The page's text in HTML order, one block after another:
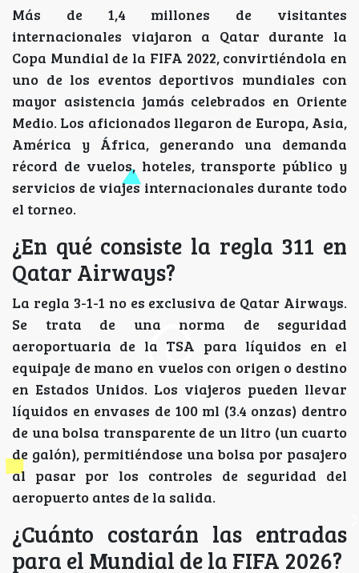
Más de 1,4 millones de visitantes
internacionales viajaron a Qatar durante la
Copa Mundial de la FIFA 2022, convirtiéndola en
uno de los eventos deportivos mundiales con
mayor asistencia jamás celebrados en Oriente
Medio. Los aficionados llegaron de Europa, Asia,
América y África, generando una demanda
récord de vuelos, hoteles, transporte público y
servicios de viajes internacionales durante todo
el torneo.
¿En qué consiste la regla 311 en
Qatar Airways?
La regla 3-1-1 no es exclusiva de Qatar Airways.
Se trata de una norma de seguridad
aeroportuaria de la TSA para líquidos en el
equipaje de mano en vuelos con origen o destino
en Estados Unidos. Los viajeros pueden llevar
líquidos en envases de 100 ml (3.4 onzas) dentro
de una bolsa transparente de un litro (un cuarto
de galón), permitiéndose una bolsa por pasajero
al pasar por los controles de seguridad del
aeropuerto antes de la salida.
¿Cuánto costarán las entradas
para el Mundial de la FIFA 2026?